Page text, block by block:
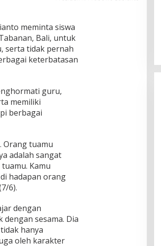
meminta siswa
Bali, untuk
serta tidak pernah
keterbatasan
guru,
memiliki
berbagai
Orang tuamu
adalah sangat
Kamu
hadapan orang
6).
dengan
sesama. Dia
hanya
oleh karakter